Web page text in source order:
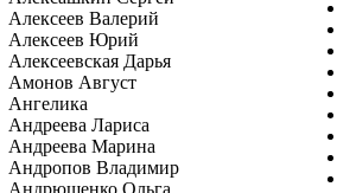
Алексеев Валерий
Алексеев Юрий
Алексеевская Дарья
Амонов Август
Ангелика
Андреева Лариса
Андреева Марина
Андропов Владимир
Андрющенко Ольга